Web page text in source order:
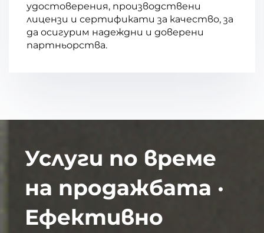
удостоверения, производствени
лицензи и сертификати за качество, за
да осигурим надеждни и доверени
партньорства.
Услуги по време
на продажбата ·
Ефективно